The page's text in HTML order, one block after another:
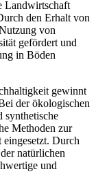
Landwirtschaft
den Erhalt von
von
gefördert und
in Böden
gewinnt
der ökologischen
synthetische
Methoden zur
Durch
natürlichen
und